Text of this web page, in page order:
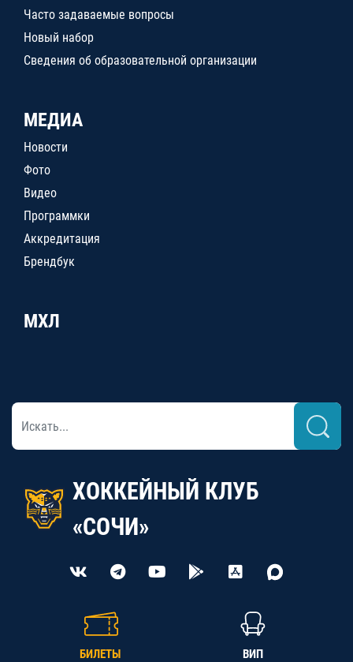
Часто задаваемые вопросы
Новый набор
Сведения об образовательной организации
МЕДИА
Новости
Фото
Видео
Программки
Аккредитация
Брендбук
МХЛ
ХОККЕЙНЫЙ КЛУБ
«СОЧИ»
БИЛЕТЫ ВИП